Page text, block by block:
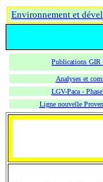
Environnement et
Publications GIR
Analyses et
LGV-Paca -
Ligne nouvelle